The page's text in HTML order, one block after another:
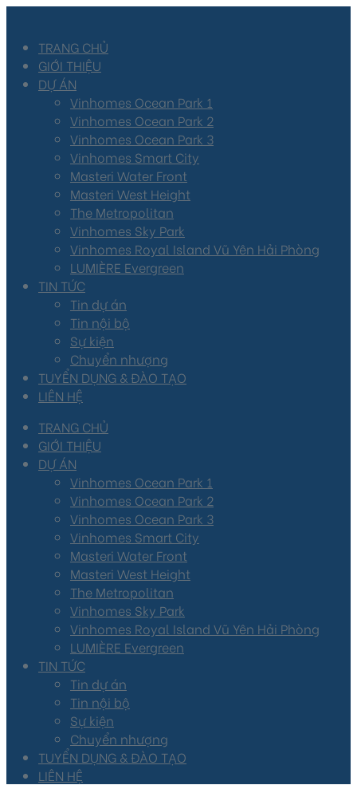
TRANG CHỦ
GIỚI THIỆU
DỰ ÁN
Vinhomes Ocean Park 1
Vinhomes Ocean Park 2
Vinhomes Ocean Park 3
Vinhomes Smart City
Masteri Water Front
Masteri West Height
The Metropolitan
Vinhomes Sky Park
Vinhomes Royal Island Vũ Yên Hải Phòng
LUMIÈRE Evergreen
TIN TỨC
Tin dự án
Tin nội bộ
Sự kiện
Chuyển nhượng
TUYỂN DỤNG & ĐÀO TẠO
LIÊN HỆ
TRANG CHỦ
GIỚI THIỆU
DỰ ÁN
Vinhomes Ocean Park 1
Vinhomes Ocean Park 2
Vinhomes Ocean Park 3
Vinhomes Smart City
Masteri Water Front
Masteri West Height
The Metropolitan
Vinhomes Sky Park
Vinhomes Royal Island Vũ Yên Hải Phòng
LUMIÈRE Evergreen
TIN TỨC
Tin dự án
Tin nội bộ
Sự kiện
Chuyển nhượng
TUYỂN DỤNG & ĐÀO TẠO
LIÊN HỆ